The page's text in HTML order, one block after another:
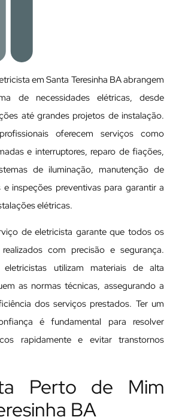
em Santa Teresinha BA abrangem
de necessidades elétricas, desde
até grandes projetos de instalação.
oferecem serviços como
e interruptores, reparo de fiações,
de iluminação, manutenção de
e inspeções preventivas para garantir a
elétricas.
de eletricista garante que todos os
com precisão e segurança.
utilizam materiais de alta
as normas técnicas, assegurando a
dos serviços prestados. Ter um
é fundamental para resolver
rapidamente e evitar transtornos
Perto de Mim
BA